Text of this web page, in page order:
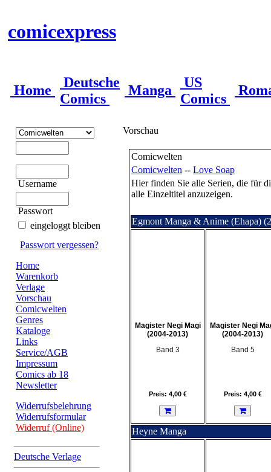
comicexpress
Home
Deutsche
Comics
Manga
US
Comics
Username
Passwort
eingeloggt bleiben
Passwort vergessen?
Home
Warenkorb
Verlage
Vorschau
Comicwelten
Genres
Kataloge
Links
Service/AGB
Impressum
Comics ab 18
Newsletter
Widerrufsbelehrung
Widerrufsformular
Widerruf (Online)
Deutsche Verlage
Vorschau
Comicwelten
Comicwelten -- Love Soap
Hier finden Sie alle Serien, die für
alle Einzeltitel anzuzeigen.
Egmont Manga & Anime (Ehapa)
Magister Negi Magi
(2004-2013)
Band 3
Preis: 4,00 €
Magister Negi
(2004-2013)
Band 5
Preis: 4,00 €
Heyne Manga